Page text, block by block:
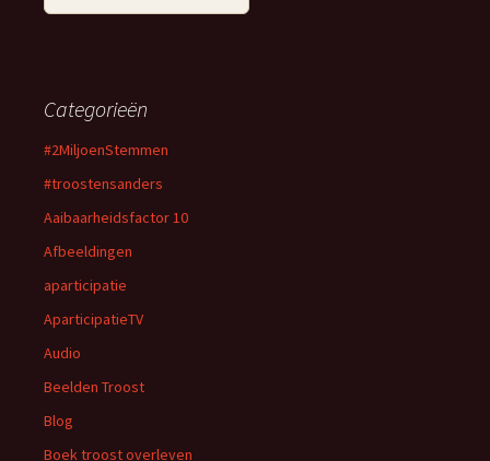
Categorieën
#2MiljoenStemmen
#troostensanders
Aaibaarheidsfactor 10
Afbeeldingen
aparticipatie
AparticipatieTV
Audio
Beelden Troost
Blog
Boek troost overleven